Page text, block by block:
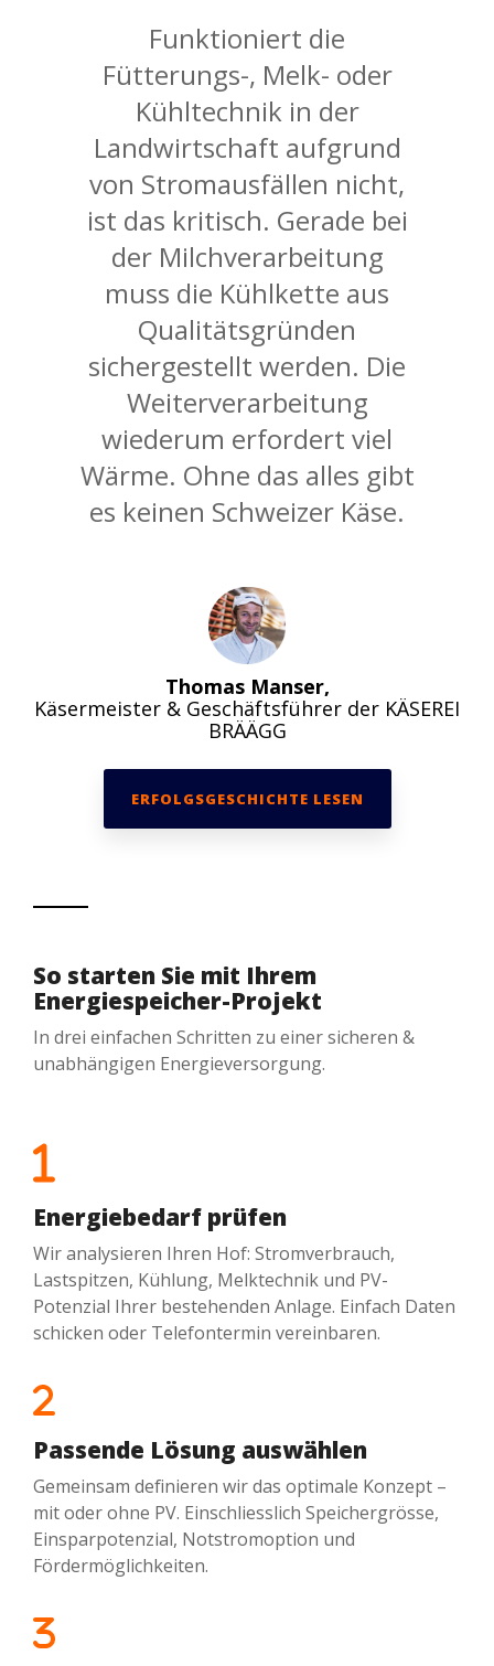
Funktioniert die
Fütterungs-, Melk- oder
Kühltechnik in der
Landwirtschaft aufgrund
von Stromausfällen nicht,
ist das kritisch. Gerade bei
der Milchverarbeitung
muss die Kühlkette aus
Qualitätsgründen
sichergestellt werden. Die
Weiterverarbeitung
wiederum erfordert viel
Wärme. Ohne das alles gibt
es keinen Schweizer Käse.
Thomas Manser,
Käsermeister & Geschäftsführer der KÄSEREI
BRÄÄGG
ERFOLGSGESCHICHTE LESEN
So starten Sie mit Ihrem
Energiespeicher-Projekt
In drei einfachen Schritten zu einer sicheren &
unabhängigen Energieversorgung.
Energiebedarf prüfen
Wir analysieren Ihren Hof: Stromverbrauch,
Lastspitzen, Kühlung, Melktechnik und PV-
Potenzial Ihrer bestehenden Anlage. Einfach Daten
schicken oder Telefontermin vereinbaren.
Passende Lösung auswählen
Gemeinsam definieren wir das optimale Konzept –
mit oder ohne PV. Einschliesslich Speichergrösse,
Einsparpotenzial, Notstromoption und
Fördermöglichkeiten.